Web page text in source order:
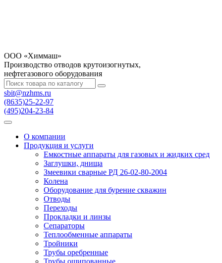
OOO «Химмаш»
Производство отводов крутоизогнутых,
нефтегазового оборудования
sbit@nzhms.ru
(8635)25-22-97
(495)204-23-84
О компании
Продукция и услуги
Емкостные аппараты для газовых и жидких сред
Заглушки, днища
Змеевики сварные РД 26-02-80-2004
Колена
Оборудование для бурение скважин
Отводы
Переходы
Прокладки и линзы
Сепараторы
Теплообменные аппараты
Тройники
Трубы оребренные
Трубы ошипованные